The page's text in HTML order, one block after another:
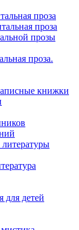
проза
проза
прозы
проза.
книжки
для детей